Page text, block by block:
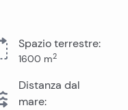
Spazio terrestre:
1600 m2
Distanza dal
mare: